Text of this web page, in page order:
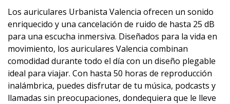
Los auriculares Urbanista Valencia ofrecen un sonido
enriquecido y una cancelación de ruido de hasta 25 dB
para una escucha inmersiva. Diseñados para la vida en
movimiento, los auriculares Valencia combinan
comodidad durante todo el día con un diseño plegable
ideal para viajar. Con hasta 50 horas de reproducción
inalámbrica, puedes disfrutar de tu música, podcasts y
llamadas sin preocupaciones, dondequiera que le lleve